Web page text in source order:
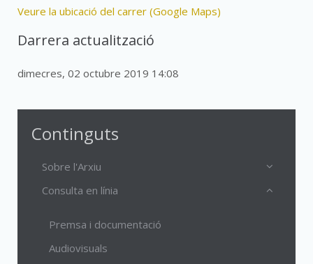
Veure la ubicació del carrer (Google Maps)
Darrera actualització
dimecres, 02 octubre 2019 14:08
Continguts
Sobre l'Arxiu
Consulta en línia
Premsa i documentació
Audiovisuals